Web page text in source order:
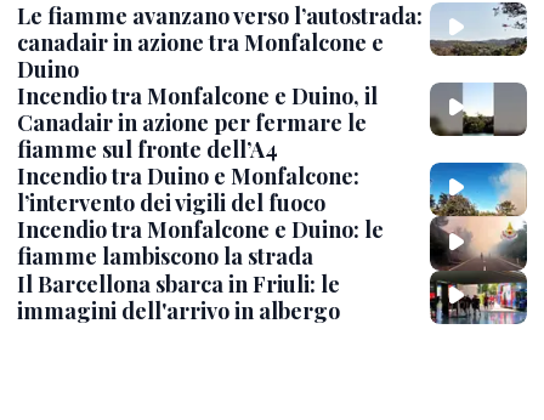
Le fiamme avanzano verso l’autostrada:
canadair in azione tra Monfalcone e
Duino
Incendio tra Monfalcone e Duino, il
Canadair in azione per fermare le
fiamme sul fronte dell’A4
Incendio tra Duino e Monfalcone:
l’intervento dei vigili del fuoco
Incendio tra Monfalcone e Duino: le
fiamme lambiscono la strada
Il Barcellona sbarca in Friuli: le
immagini dell'arrivo in albergo